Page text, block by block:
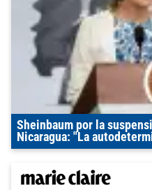
Sheinbaum por la
Nicaragua: "La